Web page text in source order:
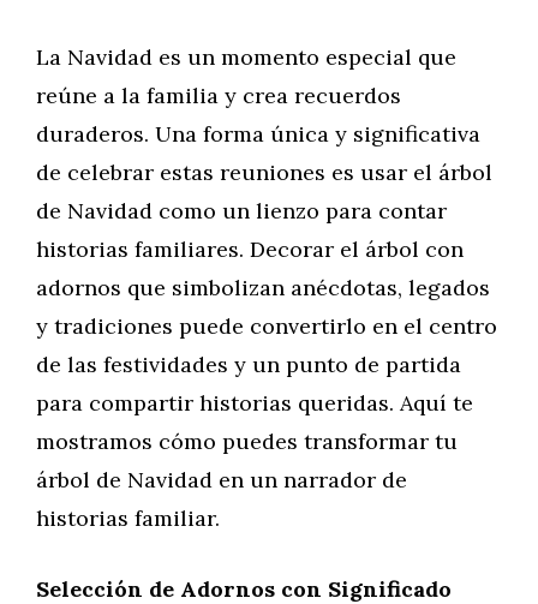
La Navidad es un momento especial que
reúne a la familia y crea recuerdos
duraderos. Una forma única y significativa
de celebrar estas reuniones es usar el árbol
de Navidad como un lienzo para contar
historias familiares. Decorar el árbol con
adornos que simbolizan anécdotas, legados
y tradiciones puede convertirlo en el centro
de las festividades y un punto de partida
para compartir historias queridas. Aquí te
mostramos cómo puedes transformar tu
árbol de Navidad en un narrador de
historias familiar.
Selección de Adornos con Significado